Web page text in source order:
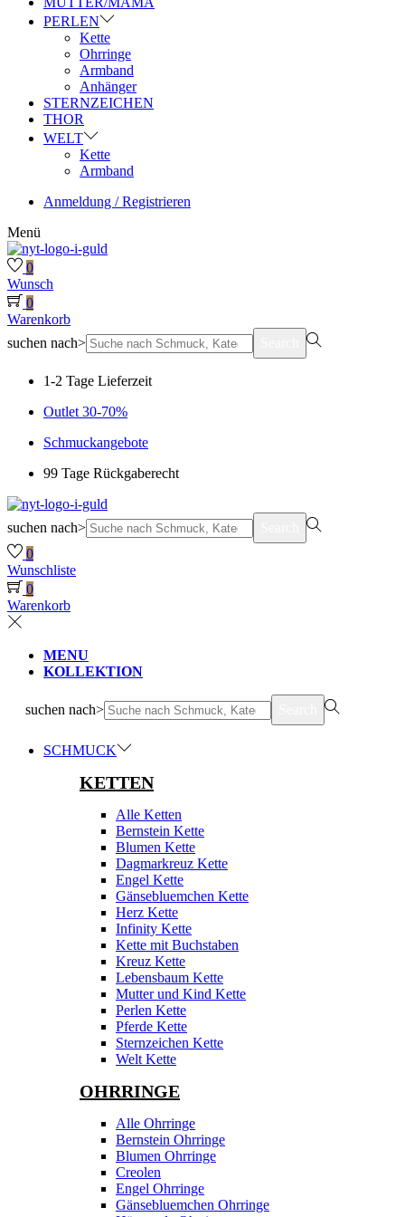
PERLEN
Kette
Ohrringe
Armband
Anhänger
STERNZEICHEN
THOR
WELT
Kette
Armband
Anmeldung / Registrieren
Menü
0
Wunsch
0
Warenkorb
suchen nach>
1-2 Tage Lieferzeit
Outlet 30-70%
Schmuckangebote
99 Tage Rückgaberecht
suchen nach>
0
Wunschliste
0
Warenkorb
MENU
KOLLEKTION
suchen nach>
SCHMUCK
KETTEN
Alle Ketten
Bernstein Kette
Blumen Kette
Dagmarkreuz Kette
Engel Kette
Gänsebluemchen Kette
Herz Kette
Infinity Kette
Kette mit Buchstaben
Kreuz Kette
Lebensbaum Kette
Mutter und Kind Kette
Perlen Kette
Pferde Kette
Sternzeichen Kette
Welt Kette
OHRRINGE
Alle Ohrringe
Bernstein Ohrringe
Blumen Ohrringe
Creolen
Engel Ohrringe
Gänsebluemchen Ohrringe